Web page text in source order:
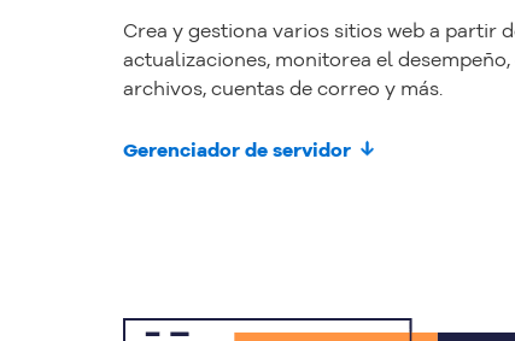
Crea y gestiona varios sitios web a partir
actualizaciones, monitorea el
archivos, cuentas de correo y más.
Gerenciador de servidor